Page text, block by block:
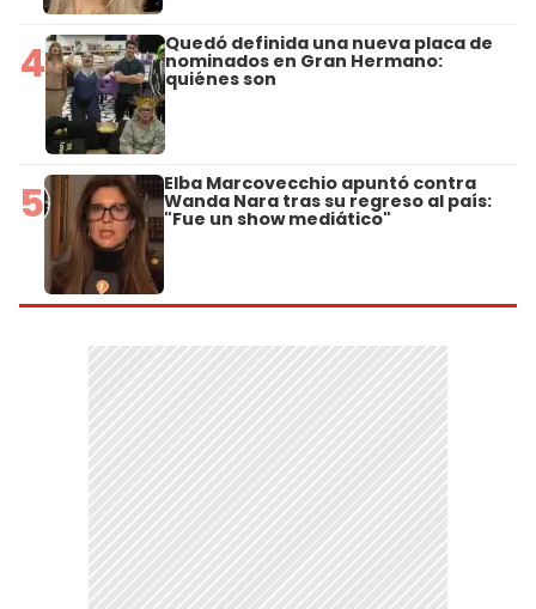
4 Quedó definida una nueva placa de
nominados en Gran Hermano:
quiénes son
5 Elba Marcovecchio apuntó contra
Wanda Nara tras su regreso al país:
"Fue un show mediático"